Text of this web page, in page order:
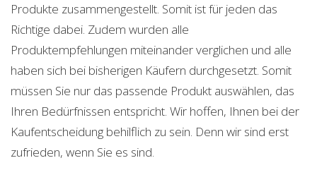
Produkte zusammengestellt. Somit ist für jeden das
Richtige dabei. Zudem wurden alle
Produktempfehlungen miteinander verglichen und alle
haben sich bei bisherigen Käufern durchgesetzt. Somit
müssen Sie nur das passende Produkt auswählen, das
Ihren Bedürfnissen entspricht. Wir hoffen, Ihnen bei der
Kaufentscheidung behilflich zu sein. Denn wir sind erst
zufrieden, wenn Sie es sind.